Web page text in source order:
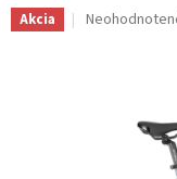
Akcia
Priemerné